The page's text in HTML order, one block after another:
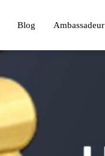
Blog Ambassadeur